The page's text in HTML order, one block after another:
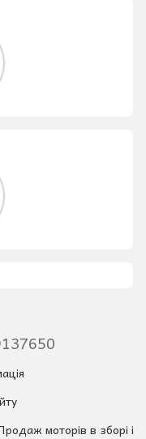
моторів в зборі і